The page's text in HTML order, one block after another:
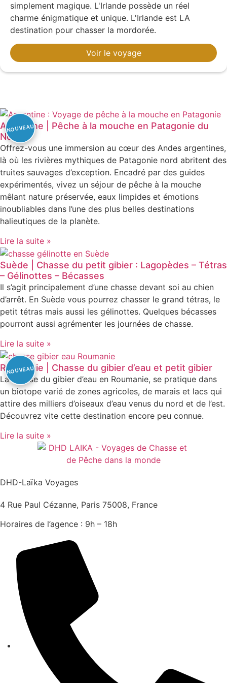
simplement magique. L'Irlande possède un réel
charme énigmatique et unique. L'Irlande est LA
destination pour chasser la mordorée.
Voir le voyage
Argentine | Pêche à la mouche en Patagonie du
Nord
Offrez-vous une immersion au cœur des Andes argentines,
là où les rivières mythiques de Patagonie nord abritent des
truites sauvages d’exception. Encadré par des guides
expérimentés, vivez un séjour de pêche à la mouche
mêlant nature préservée, eaux limpides et émotions
inoubliables dans l’une des plus belles destinations
halieutiques de la planète.
Lire la suite »
Suède | Chasse du petit gibier : Lagopèdes – Tétras
– Gélinottes – Bécasses
Il s’agit principalement d’une chasse devant soi au chien
d’arrêt. En Suède vous pourrez chasser le grand tétras, le
petit tétras mais aussi les gélinottes. Quelques bécasses
pourront aussi agrémenter les journées de chasse.
Lire la suite »
Roumanie | Chasse du gibier d’eau et petit gibier
La chasse du gibier d’eau en Roumanie, se pratique dans
un biotope varié de zones agricoles, de marais et lacs qui
attire des milliers d’oiseaux d’eau venus du nord et de l’est.
Découvrez vite cette destination encore peu connue.
Lire la suite »
DHD-Laïka Voyages
4 Rue Paul Cézanne, Paris 75008, France
Horaires de l’agence : 9h – 18h